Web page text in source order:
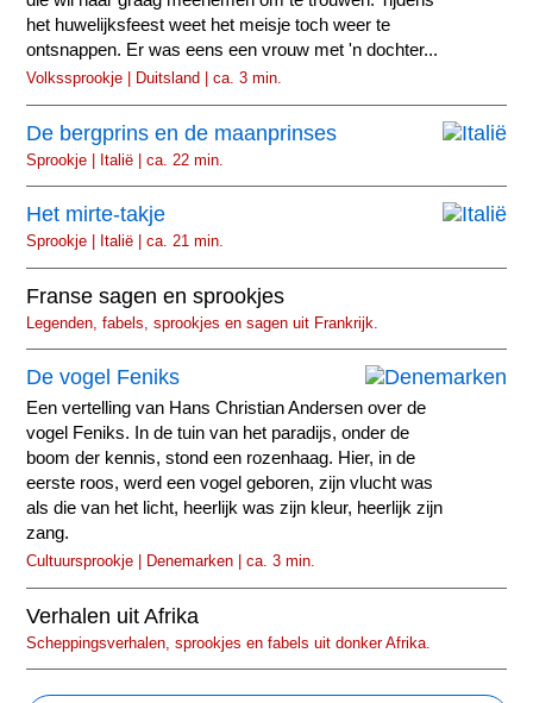
het huwelijksfeest weet het meisje toch weer te
ontsnappen. Er was eens een vrouw met 'n dochter...
Volkssprookje | Duitsland | ca. 3 min.
De bergprins en de maanprinses
Sprookje | Italië | ca. 22 min.
Het mirte-takje
Sprookje | Italië | ca. 21 min.
Franse sagen en sprookjes
Legenden, fabels, sprookjes en sagen uit Frankrijk.
De vogel Feniks
Een vertelling van Hans Christian Andersen over de
vogel Feniks. In de tuin van het paradijs, onder de
boom der kennis, stond een rozenhaag. Hier, in de
eerste roos, werd een vogel geboren, zijn vlucht was
als die van het licht, heerlijk was zijn kleur, heerlijk zijn
zang.
Cultuursprookje | Denemarken | ca. 3 min.
Verhalen uit Afrika
Scheppingsverhalen, sprookjes en fabels uit donker Afrika.